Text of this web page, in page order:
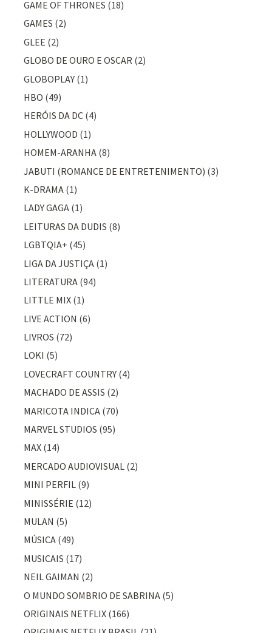
GAME OF THRONES (18)
GAMES (2)
GLEE (2)
GLOBO DE OURO E OSCAR (2)
GLOBOPLAY (1)
HBO (49)
HERÓIS DA DC (4)
HOLLYWOOD (1)
HOMEM-ARANHA (8)
JABUTI (ROMANCE DE ENTRETENIMENTO) (3)
K-DRAMA (1)
LADY GAGA (1)
LEITURAS DA DUDIS (8)
LGBTQIA+ (45)
LIGA DA JUSTIÇA (1)
LITERATURA (94)
LITTLE MIX (1)
LIVE ACTION (6)
LIVROS (72)
LOKI (5)
LOVECRAFT COUNTRY (4)
MACHADO DE ASSIS (2)
MARICOTA INDICA (70)
MARVEL STUDIOS (95)
MAX (14)
MERCADO AUDIOVISUAL (2)
MINI PERFIL (9)
MINISSÉRIE (12)
MULAN (5)
MÚSICA (49)
MUSICAIS (17)
NEIL GAIMAN (2)
O MUNDO SOMBRIO DE SABRINA (5)
ORIGINAIS NETFLIX (166)